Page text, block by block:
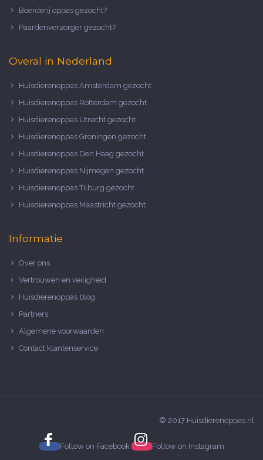
Boerderij oppas gezocht?
Paardenverzorger gezocht?
Overal in Nederland
Huisdierenoppas Amsterdam gezocht
Huisdierenoppas Rotterdam gezocht
Huisdierenoppas Utrecht gezocht
Huisdierenoppas Groningen gezocht
Huisdierenoppas Den Haag gezocht
Huisdierenoppas Nijmegen gezocht
Huisdierenoppas Tilburg gezocht
Huisdierenoppas Maastricht gezocht
Informatie
Over ons
Vertrouwen en veiligheid
Huisdierenoppas blog
Partners
Algemene voorwaarden
Contact klantenservice
© 2017 Huisdierenoppas.nl
Follow on Facebook Follow on Instagram